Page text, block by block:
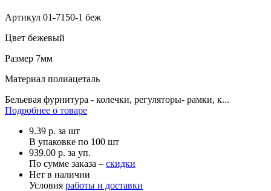
Артикул 01-7150-1 беж
Цвет бежевый
Размер 7мм
Материал полиацеталь
Бельевая фурнитура - колечки, регуляторы- рамки, к...
Подробнее о товаре
9.39 р. за шт
В упаковке по 100 шт
939.00 р. за уп.
По сумме заказа – скидки
Нет в наличии
Условия работы и доставки